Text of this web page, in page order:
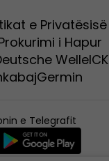
e Privatësisë
i Hapur
WelleICK
Germin
e Telegrafit